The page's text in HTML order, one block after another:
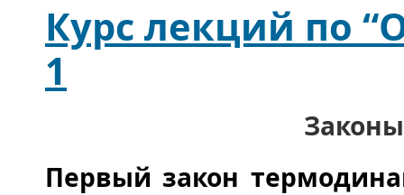
Курс лекций по
1
Первый закон